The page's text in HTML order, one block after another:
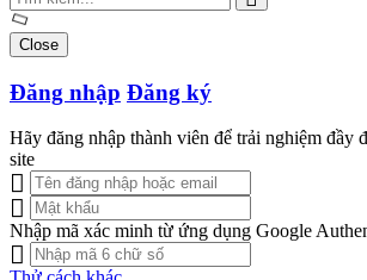
Close
Đăng nhập Đăng ký
Hãy đăng nhập thành viên để trải nghiệm đầy
site
Nhập mã xác minh từ ứng dụng Google